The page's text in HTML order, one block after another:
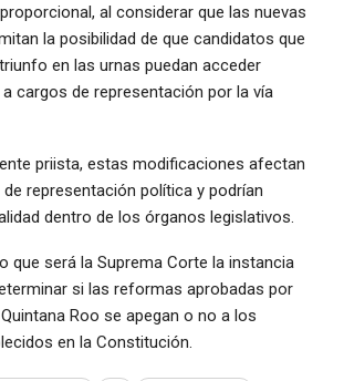
al considerar que las nuevas
la posibilidad de que candidatos que
en las urnas puedan acceder
cargos de representación por la vía
priista, estas modificaciones afectan
representación política y podrían
dentro de los órganos legislativos.
que será la Suprema Corte la instancia
si las reformas aprobadas por
Roo se apegan o no a los
en la Constitución.